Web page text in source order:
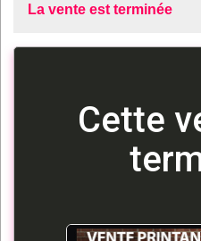
La vente est terminée
Cette